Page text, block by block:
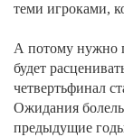
теми игроками,
А потому нужно
будет
четвертьфинал
Ожидания
предыдущие